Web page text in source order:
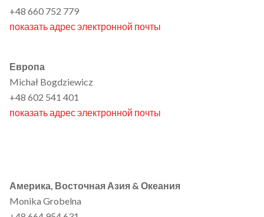
+48 660 752 779
показать адрес электронной почты
Европа
Michał Bogdziewicz
+48 602 541 401
показать адрес электронной почты
Америка, Восточная Азия & Океания
Monika Grobelna